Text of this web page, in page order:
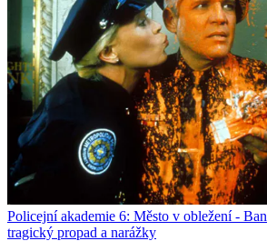
Policejní akademie 6: Město v obležení -
tragický propad a narážky